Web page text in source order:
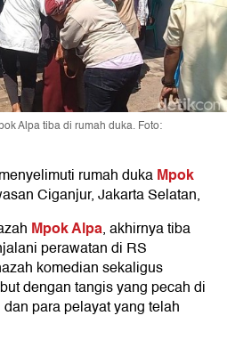
Alpa tiba di rumah duka. Foto:
rumah dukaMpok
Ciganjur, Jakarta Selatan,
Mpok Alpa, akhirnya tiba
perawatan di RS
komedian sekaligus
dengan tangis yang pecah di
para pelayat yang telah